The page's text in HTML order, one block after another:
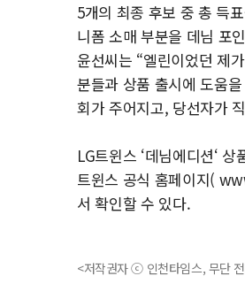
5개의 최종 후보 중 총 득
니폼 소매 부분을 데님 포
윤선씨는 “엘린이었던 제
분들과 상품 출시에 도움
회가 주어지고, 당선자가
LG트윈스 ‘데님에디션‘
트윈스 공식 홈페이지(
서 확인할 수 있다.
<저작권자 ⓒ 인천타임스, 무단